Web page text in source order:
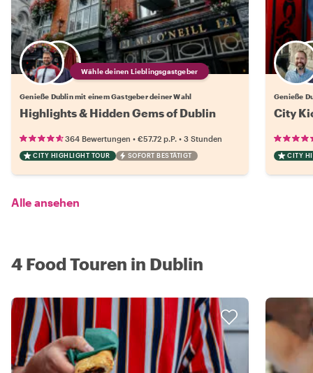
Wähle deinen Lieblingsgastgeber
Genieße Dublin mit einem Gastgeber deiner Wahl
Highlights & Hidden Gems of Dublin
364 Bewertungen • €57.72 p.P. • 3 Stunden
CITY HIGHLIGHT TOUR SOFORT BESTÄTIGT
Genieße
City
CITY
Alle ansehen
4 Food Touren in Dublin